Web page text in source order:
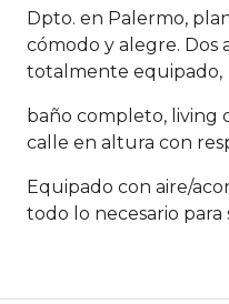
Dpto. en Palermo,
cómodo y alegre. Dos
totalmente equipado,
baño completo, living
calle en altura con
Equipado con aire/
todo lo necesario para